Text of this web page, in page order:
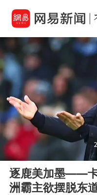
00:00
逐鹿美加墨——
洲霸主欲摆脱东